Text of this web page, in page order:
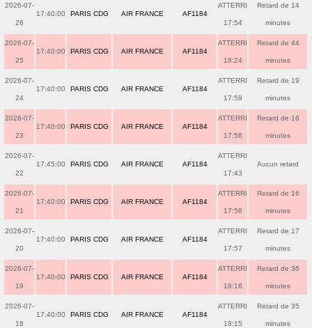
2026-07-
26
17:40:00 PARIS CDG AIR FRANCE AF1184
ATTERRI
17:54
Retard de 14
minutes
2026-07-
25
17:40:00 PARIS CDG AIR FRANCE AF1184
ATTERRI
18:24
Retard de 44
minutes
2026-07-
24
17:40:00 PARIS CDG AIR FRANCE AF1184
ATTERRI
17:59
Retard de 19
minutes
2026-07-
23
17:40:00 PARIS CDG AIR FRANCE AF1184
ATTERRI
17:56
Retard de 16
minutes
2026-07-
22
17:45:00 PARIS CDG AIR FRANCE AF1184
ATTERRI
17:43
Aucun retard
2026-07-
21
17:40:00 PARIS CDG AIR FRANCE AF1184
ATTERRI
17:56
Retard de 16
minutes
2026-07-
20
17:40:00 PARIS CDG AIR FRANCE AF1184
ATTERRI
17:57
Retard de 17
minutes
2026-07-
19
17:40:00 PARIS CDG AIR FRANCE AF1184
ATTERRI
18:16
Retard de 36
minutes
2026-07-
18
17:40:00 PARIS CDG AIR FRANCE AF1184
ATTERRI
18:15
Retard de 35
minutes